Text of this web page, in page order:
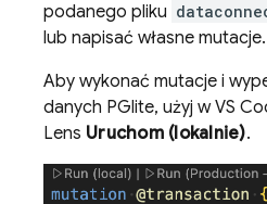
podanego pliku
lub napisać własne mutacje.
Aby wykonać mutacje i
danych PGlite, użyj w VS
Lens Uruchom (lokalnie).